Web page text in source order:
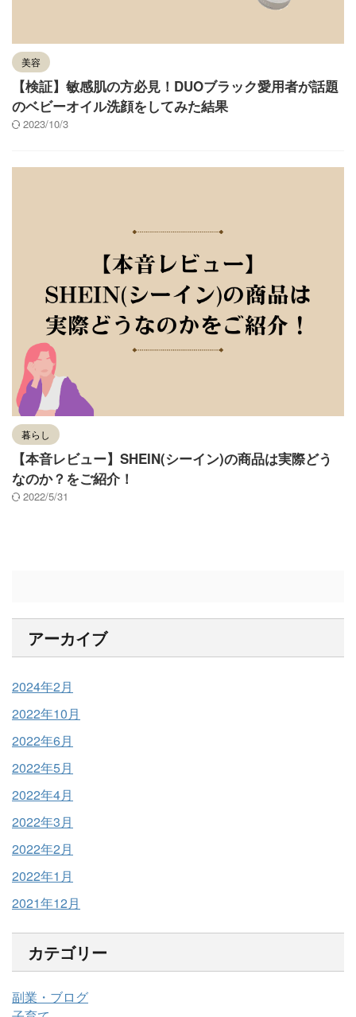
美容
【検証】敏感肌の方必見！DUOブラック愛用者が話題
のベビーオイル洗顔をしてみた結果
2023/10/3
暮らし
【本音レビュー】SHEIN(シーイン)の商品は実際どう
なのか？をご紹介！
2022/5/31
アーカイブ
2024年2月
2022年10月
2022年6月
2022年5月
2022年4月
2022年3月
2022年2月
2022年1月
2021年12月
カテゴリー
副業・ブログ